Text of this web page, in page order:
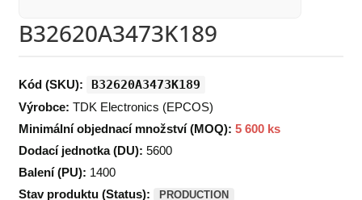
B32620A3473K189
Kód (SKU): B32620A3473K189
Výrobce: TDK Electronics (EPCOS)
Minimální objednací množství (MOQ): 5 600 ks
Dodací jednotka (DU): 5600
Balení (PU): 1400
Stav produktu (Status):
PRODUCTION